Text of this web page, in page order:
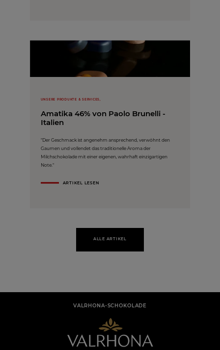
UNSERE PRODUKTE & SERVICES,
Amatika 46% von Paolo Brunelli -
Italien
"Der Geschmack ist angenehm ansprechend, verwöhnt den
Gaumen und vollendet das traditionelle Aroma der
Milchschokolade mit einer eigenen, wahrhaft einzigartigen
Note."
ARTIKEL LESEN
ALLE ARTIKEL
VALRHONA-SCHOKOLADE